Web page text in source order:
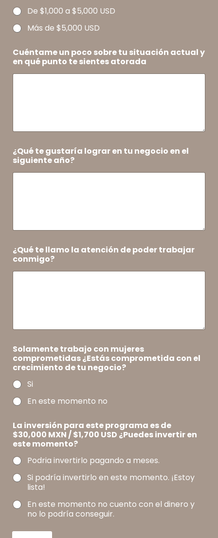
De $1,000 a $5,000 USD
Más de $5,000 USD
Cuéntame un poco sobre tu situación actual y
en qué punto te sientes atorada
¿Qué te gustaría lograr en tu negocio en el
siguiente año?
¿Qué te llamo la atención de poder trabajar
conmigo?
s
t
e
*
e
s
t
Solamente trabajo con mujeres
comprometidas ¿Estás comprometida con el
crecimiento de tu negocio?
Si
En este momento no
La inversión para este programa es de
$30,000 MXN / $1,700 USD ¿Puedes invertir en
este momento?
Podria invertirlo pagando a meses.
Si podría invertirlo en este momento. ¡Estoy
lista!
En este momento no cuento con el dinero y
no lo podría conseguir.